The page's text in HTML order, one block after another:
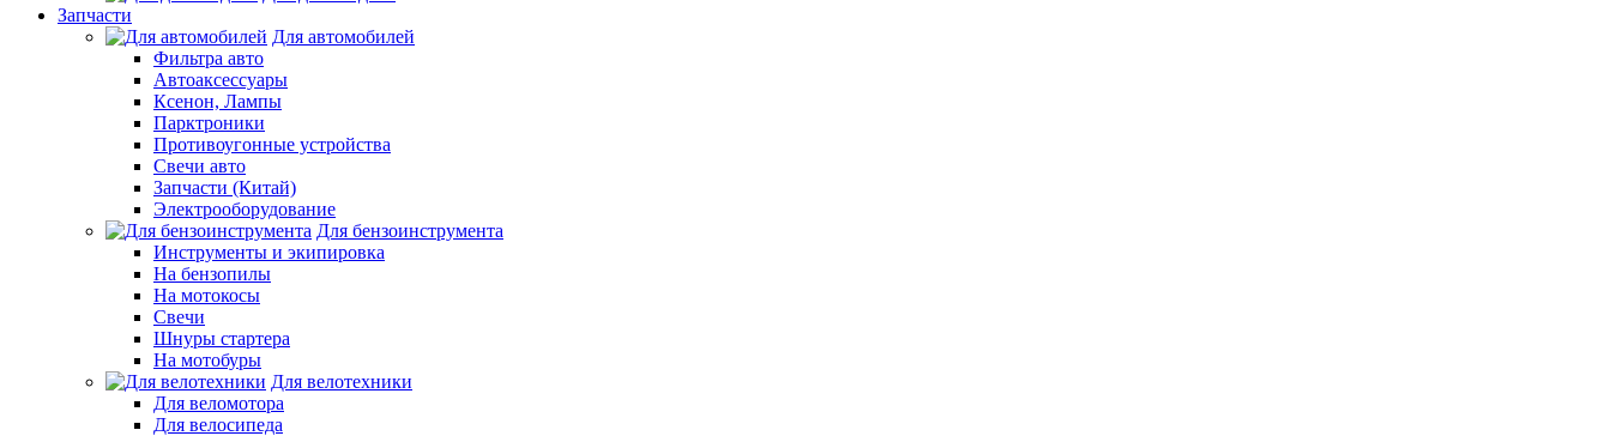
Запчасти
Для автомобилей
Фильтра авто
Автоаксессуары
Ксенон, Лампы
Парктроники
Противоугонные устройства
Свечи авто
Запчасти (Китай)
Электрооборудование
Для бензоинструмента
Инструменты и экипировка
На бензопилы
На мотокосы
Свечи
Шнуры стартера
На мотобуры
Для велотехники
Для веломотора
Для велосипеда